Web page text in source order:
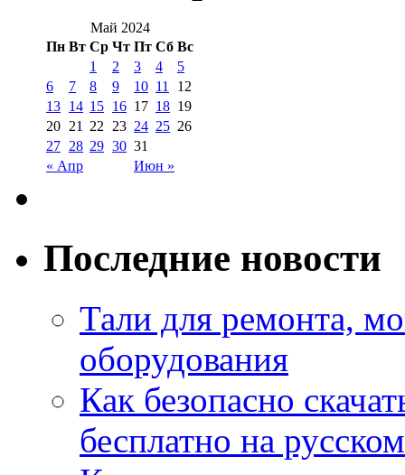
Май 2024
Пн Вт Ср Чт Пт Сб Вс
« Апр Июн »
1 2 3 4
5
6
7 8 9 10 11
12
13 14 15 16 17 18 19
20 21 22 23 24 25 26
27 28 29 30 31
Последние новости
Тали для ремонта,
оборудования
Как безопасно
бесплатно на